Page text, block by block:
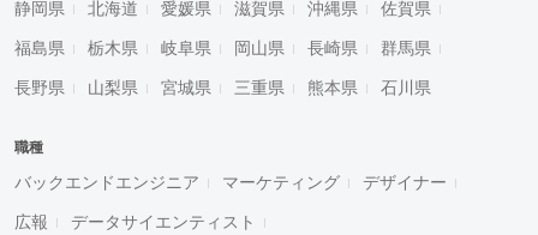
静岡県 北海道 愛媛県 滋賀県 沖縄県 佐賀県
福島県 栃木県 岐阜県 岡山県 長崎県 群馬県
長野県 山梨県 宮城県 三重県 熊本県 石川県
職種
バックエンドエンジニア マーケティング デザイナー
広報 データサイエンティスト